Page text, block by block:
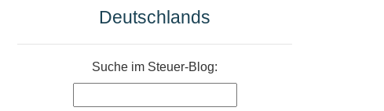
Deutschlands
Suche im Steuer-Blog: